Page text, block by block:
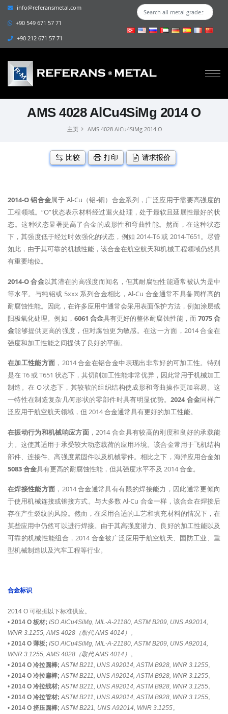
info@referansmetal.com
+90 549 671 57 71
+90 212 671 57 71
AMS 4028 AlCu4SiMg 2014 O
主页 AMS 4028 AlCu4SiMg 2014 O
比较 打印 请求报价
2014-O 铝合金属于 Al-Cu（铝-铜）合金系列，广泛应用于需要高强度的
工程领域。“O”状态表示材料经过退火处理，处于最软且延展性最好的状
态。这种状态显著提高了合金的成形性和弯曲性能。然而，在这种状态
下，其强度低于经过时效强化的状态，例如 2014-T6 或 2014-T651。尽管
如此，由于其可靠的机械性能，该合金在航空航天和机械工程领域仍然具
有重要地位。
2014-O 合金以其潜在的高强度而闻名，但其耐腐蚀性能通常被认为是中
等水平。与纯铝或 5xxx 系列合金相比，Al-Cu 合金通常不具备同样高的
耐腐蚀性能。因此，在许多应用中通常会采用表面保护方法，例如涂层或
阳极氧化处理。例如， 6061 合金具有更好的整体耐腐蚀性能，而7075 合
金能够提供更高的强度，但对腐蚀更为敏感。在这一方面，2014 合金在
强度和加工性能之间提供了良好的平衡。
在加工性能方面 ，2014 合金在铝合金中表现出非常好的可加工性。特别
是在 T6 或 T651 状态下，其切削加工性能非常优异，因此常用于机械加工
制造。在 O 状态下，其较软的组织结构使成形和弯曲操作更加容易。这
一特性在制造复杂几何形状的零部件时具有明显优势。2024 合金同样广
泛应用于航空航天领域，但 2014 合金通常具有更好的加工性能。
在振动行为和机械响应方面 ，2014 合金具有较高的刚度和良好的承载能
力。这使其适用于承受较大动态载荷的应用环境。该合金常用于飞机结构
部件、连接件、高强度紧固件以及机械零件。相比之下，海洋应用合金如
5083 合金具有更高的耐腐蚀性能，但其强度水平不及 2014 合金。
在焊接性能方面 ，2014 合金通常具有有限的焊接能力，因此通常更倾向
于使用机械连接或铆接方式。与大多数 Al-Cu 合金一样，该合金在焊接后
存在产生裂纹的风险。然而，在采用合适的工艺和填充材料的情况下，在
某些应用中仍然可以进行焊接。由于其高强度潜力、良好的加工性能以及
可靠的机械性能组合，2014 合金被广泛应用于航空航天、国防工业、重
型机械制造以及汽车工程等行业。
合金标识
2014 O 可根据以下标准供应。
• 2014 O 板材; ISO AlCu4SiMg, MIL-A-21180, ASTM B209, UNS A92014,
WNR 3.1255, AMS 4028（取代 AMS 4014）。
• 2014 O 薄板; ISO AlCu4SiMg, MIL-A-21180, ASTM B209, UNS A92014,
WNR 3.1255, AMS 4028（取代 AMS 4014）。
• 2014 O 冷拉圆棒; ASTM B211, UNS A92014, ASTM B928, WNR 3.1255。
• 2014 O 冷拉扁棒; ASTM B211, UNS A92014, ASTM B928, WNR 3.1255。
• 2014 O 冷拉线材; ASTM B211, UNS A92014, ASTM B928, WNR 3.1255。
• 2014 O 冷拉管材; ASTM B211, UNS A92014, ASTM B928, WNR 3.1255。
• 2014 O 挤压圆棒; ASTM B221, UNS A92014, WNR 3.1255。